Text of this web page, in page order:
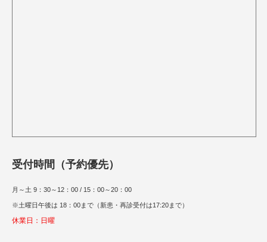
受付時間（予約優先）
月～土 9：30～12：00 / 15：00～20：00
※土曜日午後は 18：00まで（新患・再診受付は17:20まで）
休業日：日曜